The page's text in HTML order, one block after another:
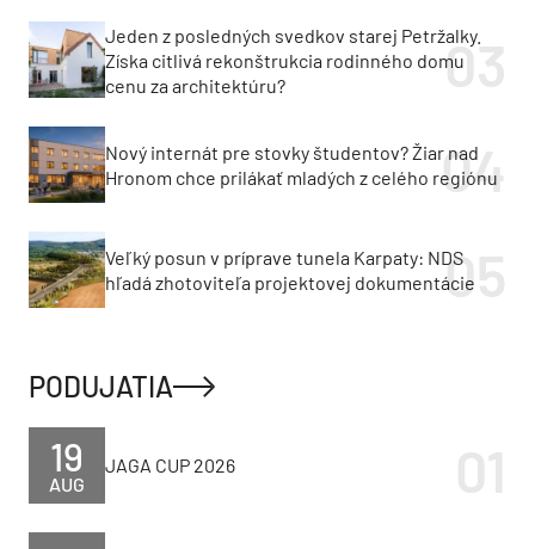
Jeden z posledných svedkov starej Petržalky.
Získa citlivá rekonštrukcia rodinného domu
cenu za architektúru?
Nový internát pre stovky študentov? Žiar nad
Hronom chce prilákať mladých z celého regiónu
Veľký posun v príprave tunela Karpaty: NDS
hľadá zhotoviteľa projektovej dokumentácie
PODUJATIA
AUG
19 JAGA CUP 2026